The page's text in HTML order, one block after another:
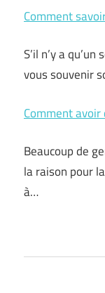
Comment
S’il n’y a
vous souvenir
Comment
Beaucoup de
la raison pour
à…